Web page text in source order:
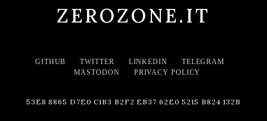
ZEROZONE.IT
GITHUB TWITTER LINKEDIN
TELEGRAM
MASTODON
PRIVACY POLICY
53E8 8865 D7E0 C1B3 B2F2 EB37 62E0 5215 B824 132B